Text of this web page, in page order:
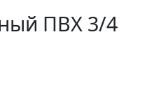
ПВХ 3/4